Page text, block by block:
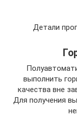
Детали
выполнить
качества вне
Для получения